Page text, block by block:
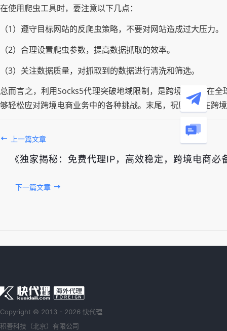
在使用爬虫工具时，要注意以下几点：
（1）遵守目标网站的反爬虫策略，不要对网站造成过大压力。
（2）合理设置爬虫参数，提高数据抓取的效率。
（3）关注数据质量，对抓取到的数据进行清洗和筛选。
总而言之，利用Socks5代理突破地域限制，是跨境电商人在
够轻松应对跨境电商业务中的各种挑战。末尾，祝愿大家在跨
上一篇文章
《独家揭秘：免费代理IP，高效稳定，跨境电商必
下一篇文章
Copyright © 2013 - 2026 快代理
积善科技（北京）有限公司